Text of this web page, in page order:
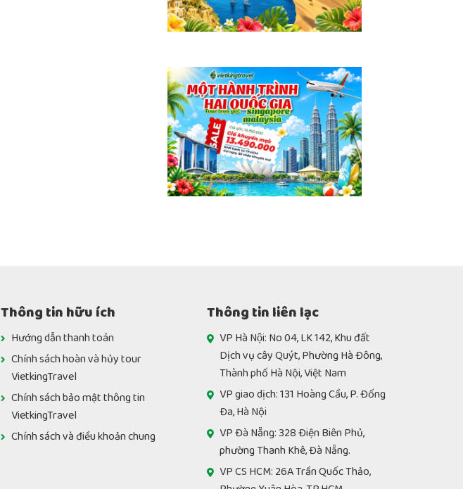
Thông tin hữu ích
Hướng dẫn thanh toán
Chính sách hoàn và hủy tour
VietkingTravel
Chính sách bảo mật thông tin
VietkingTravel
Chính sách và điều khoản chung
Thông tin liên lạc
VP Hà Nội: No 04, LK 142, Khu đất
Dịch vụ cây Quýt, Phường Hà Đông,
Thành phố Hà Nội, Việt Nam
VP giao dịch: 131 Hoàng Cầu, P. Đống
Đa, Hà Nội
VP Đà Nẵng: 328 Điện Biên Phủ,
phường Thanh Khê, Đà Nẵng.
VP CS HCM: 26A Trần Quốc Thảo,